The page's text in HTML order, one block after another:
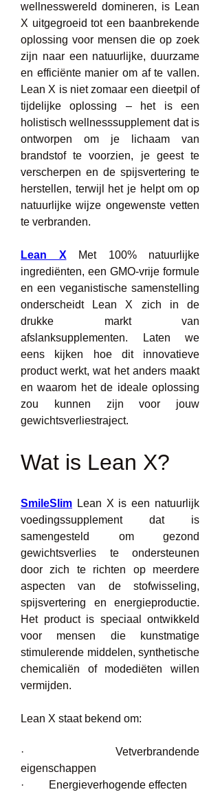
wellnesswereld domineren, is Lean
X uitgegroeid tot een baanbrekende
oplossing voor mensen die op zoek
zijn naar een natuurlijke, duurzame
en efficiënte manier om af te vallen.
Lean X is niet zomaar een dieetpil of
tijdelijke oplossing – het is een
holistisch wellnesssupplement dat is
ontworpen om je lichaam van
brandstof te voorzien, je geest te
verscherpen en de spijsvertering te
herstellen, terwijl het je helpt om op
natuurlijke wijze ongewenste vetten
te verbranden.
Lean X Met 100% natuurlijke
ingrediënten, een GMO-vrije formule
en een veganistische samenstelling
onderscheidt Lean X zich in de
drukke markt van
afslanksupplementen. Laten we
eens kijken hoe dit innovatieve
product werkt, wat het anders maakt
en waarom het de ideale oplossing
zou kunnen zijn voor jouw
gewichtsverliestraject.
Wat is Lean X?
SmileSlim Lean X is een natuurlijk
voedingssupplement dat is
samengesteld om gezond
gewichtsverlies te ondersteunen
door zich te richten op meerdere
aspecten van de stofwisseling,
spijsvertering en energieproductie.
Het product is speciaal ontwikkeld
voor mensen die kunstmatige
stimulerende middelen, synthetische
chemicaliën of modediëten willen
vermijden.
Lean X staat bekend om:
·         Vetverbrandende
eigenschappen
·         Energieverhogende effecten